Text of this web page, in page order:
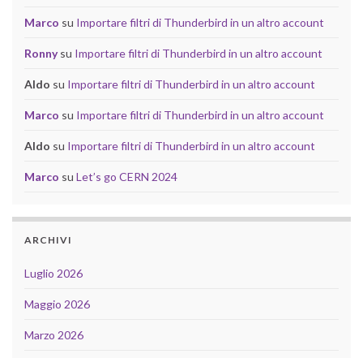
Marco su Importare filtri di Thunderbird in un altro account
Ronnysu Importare filtri di Thunderbird in un altro account
Aldo su Importare filtri di Thunderbird in un altro account
Marco su Importare filtri di Thunderbird in un altro account
Aldo su Importare filtri di Thunderbird in un altro account
Marco su Let’s go CERN 2024
ARCHIVI
Luglio 2026
Maggio 2026
Marzo 2026